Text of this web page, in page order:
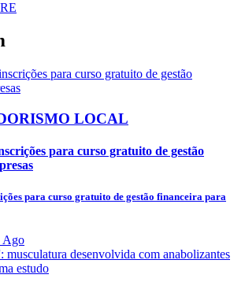
LOCAL
para curso gratuito de gestão
para curso gratuito de gestão financeira para
Ago